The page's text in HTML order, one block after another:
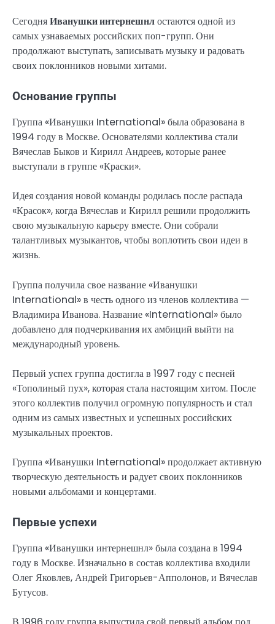
СегодняИванушки интернешнлостаются одной из
самых узнаваемых российских поп-групп. Они
продолжают выступать, записывать музыку и радовать
своих поклонников новыми хитами.
Основание группы
Группа «Иванушки International» была образована в
1994 году в Москве. Основателями коллектива стали
Вячеслав Быков и Кирилл Андреев, которые ранее
выступали в группе «Краски».
Идея создания новой команды родилась после распада
«Красок», когда Вячеслав и Кирилл решили продолжить
свою музыкальную карьеру вместе. Они собрали
талантливых музыкантов, чтобы воплотить свои идеи в
жизнь.
Группа получила свое название «Иванушки
International» в честь одного из членов коллектива —
Владимира Иванова. Название «International» было
добавлено для подчеркивания их амбиций выйти на
международный уровень.
Первый успех группа достигла в 1997 году с песней
«Тополиный пух», которая стала настоящим хитом. После
этого коллектив получил огромную популярность и стал
одним из самых известных и успешных российских
музыкальных проектов.
Группа «Иванушки International» продолжает активную
творческую деятельность и радует своих поклонников
новыми альбомами и концертами.
Первые успехи
Группа «Иванушки интернешнл» была создана в 1994
году в Москве. Изначально в состав коллектива входили
Олег Яковлев, Андрей Григорьев-Апполонов, и Вячеслав
Бутусов.